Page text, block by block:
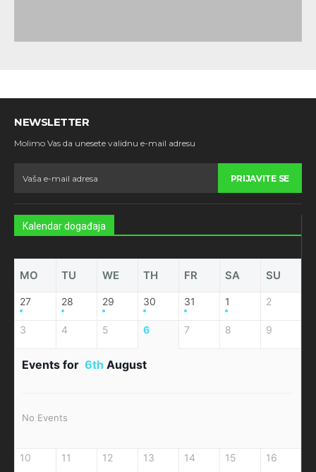
NEWSLETTER
Molimo Vas da unesete validnu e-mail adresu
PRIJAVITE SE
Kalendar događaja
MO TU WE TH FR SA SU
27 28 29 30 31 1 2
3 4 5 6 7 8 9
Events for 6th August
No Events
10 11 12 13 14 15 16